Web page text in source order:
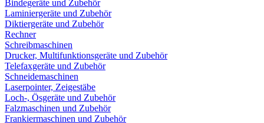
Bindegeräte und Zubehör
Laminiergeräte und Zubehör
Diktiergeräte und Zubehör
Rechner
Schreibmaschinen
Drucker, Multifunktionsgeräte und Zubehör
Telefaxgeräte und Zubehör
Schneidemaschinen
Laserpointer, Zeigestäbe
Loch-, Ösgeräte und Zubehör
Falzmaschinen und Zubehör
Frankiermaschinen und Zubehör